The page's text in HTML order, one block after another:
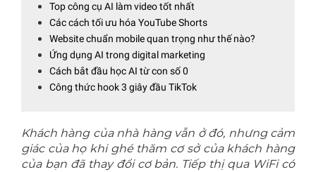
Top công cụ AI làm video tốt nhất
Các cách tối ưu hóa YouTube Shorts
Website chuẩn mobile quan trọng như thế nào?
Ứng dụng AI trong digital marketing
Cách bắt đầu học AI từ con số 0
Công thức hook 3 giây đầu TikTok
Khách hàng của nhà hàng vẫn ở đó, nhưng cảm
giác của họ khi ghé thăm cơ sở của khách hàng
của bạn đã thay đổi cơ bản. Tiếp thị qua WiFi có